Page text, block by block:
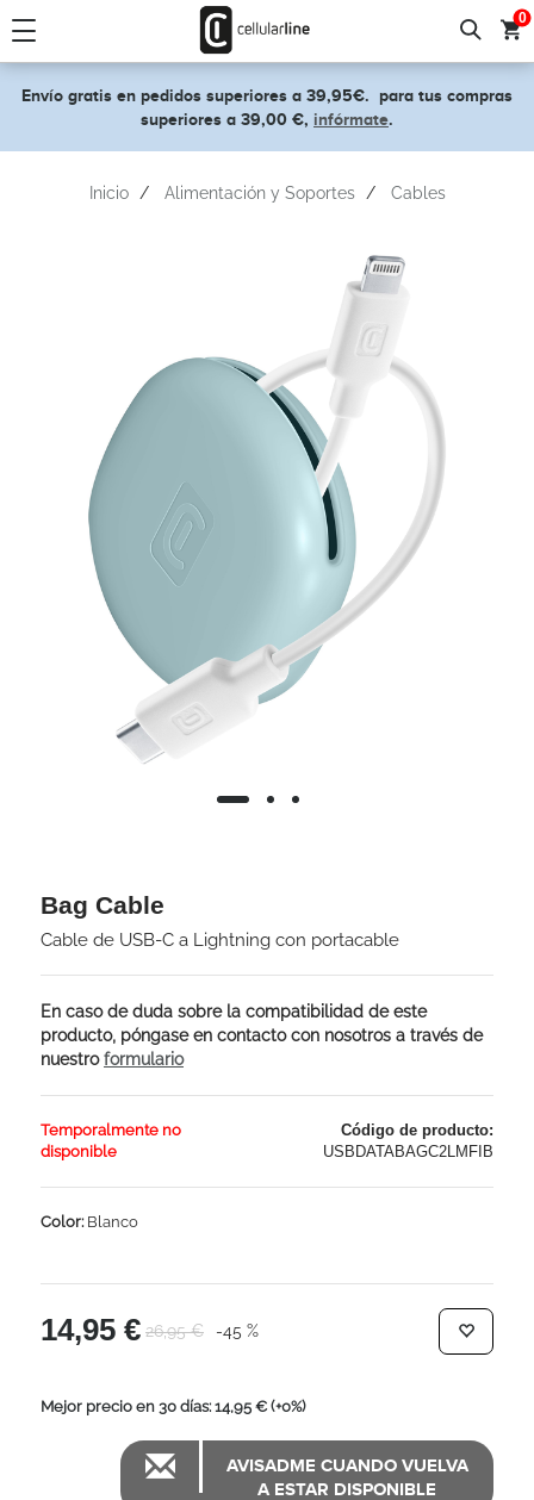
0
Envío gratis en pedidos superiores a 39,95€. para tus compras
superiores a 39,00 €, infórmate.
Inicio Alimentación y Soportes Cables
Bag Cable
Cable de USB-C a Lightning con portacable
En caso de duda sobre la compatibilidad de este
producto, póngase en contacto con nosotros a través de
nuestroformulario
Temporalmente no
disponible
Código de producto:
USBDATABAGC2LMFIB
Color:Blanco
14,95 € 26,95 € -45 %
Mejor precio en 30 días: 14,95 € (+0%)
AVISADME CUANDO VUELVA
A ESTAR DISPONIBLE